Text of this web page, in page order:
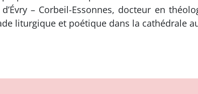
– Corbeil-Essonnes, docteur en
liturgique et poétique dans la cathédrale